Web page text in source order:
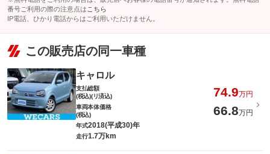
番号ご利用の際の注意点は こちら
IP電話、ひかり電話からはご利用いただけません。
この販売店の同一車種
キャロル
支払総額
(税込)(リ済込)
74.9万円
車両本体価格
(税込)
66.8万円
年式2018(平成30)年
走行1.7万km